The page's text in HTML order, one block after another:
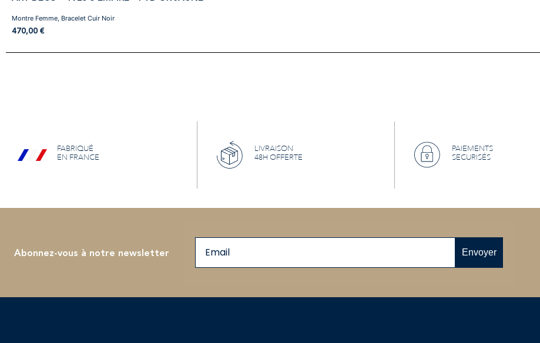
470,00 €
Montre Femme, Bracelet Cuir Noir
FABRIQUÉ
EN FRANCE
LIVRAISON
48H OFFERTE
PAIEMENTS
SECURISÉS
Abonnez-vous à notre newsletter Envoyer